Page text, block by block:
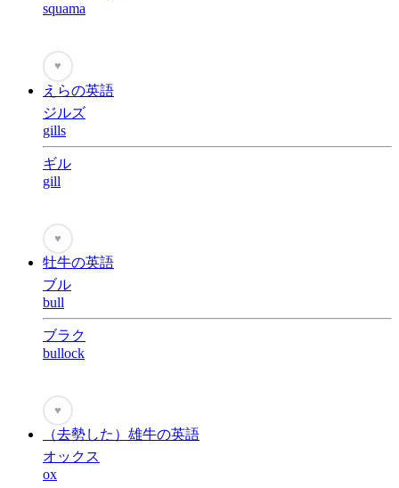
squama
♥
えらの英語
ジルズ
gills
ギル
gill
♥
牡牛の英語
ブル
bull
ブラク
bullock
♥
（去勢した）雄牛の英語
オックス
ox